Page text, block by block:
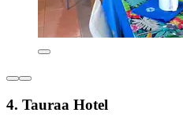
4. Tauraa Hotel